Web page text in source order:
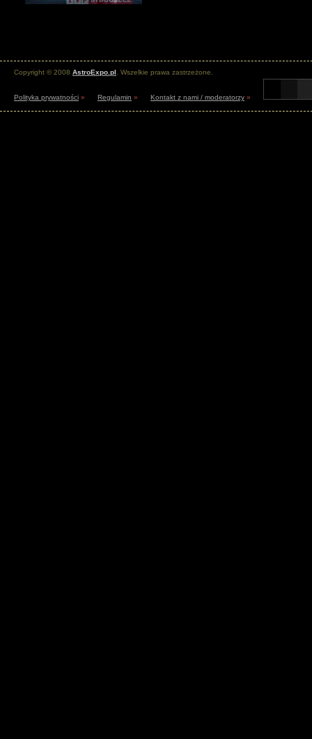
Copyright © 2008 AstroExpo.pl . Wszelkie prawa zastrzeżone.
Polityka prywatności » Regulamin » Kontakt z nami / moderatorzy »